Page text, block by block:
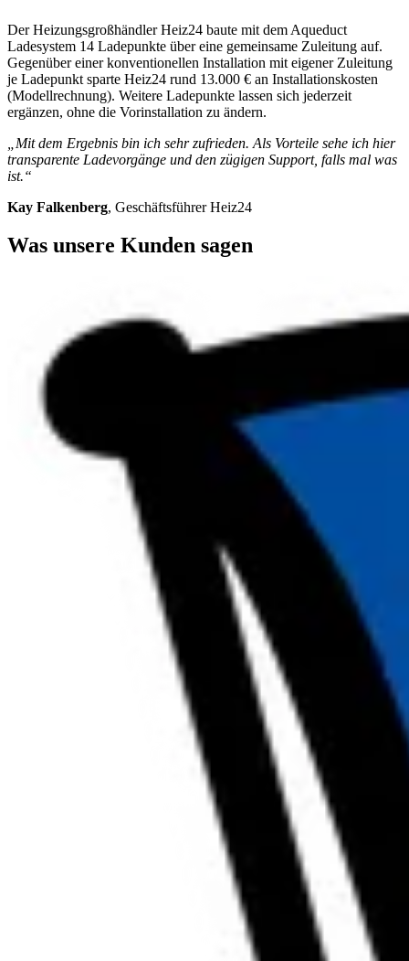
Der Heizungsgroßhändler Heiz24 baute mit dem Aqueduct
Ladesystem 14 Ladepunkte über eine gemeinsame Zuleitung auf.
Gegenüber einer konventionellen Installation mit eigener Zuleitung
je Ladepunkt sparte Heiz24 rund 13.000 € an Installationskosten
(Modellrechnung). Weitere Ladepunkte lassen sich jederzeit
ergänzen, ohne die Vorinstallation zu ändern.
„Mit dem Ergebnis bin ich sehr zufrieden. Als Vorteile sehe ich hier
transparente Ladevorgänge und den zügigen Support, falls mal was
ist.“
Kay Falkenberg, Geschäftsführer Heiz24
Was unsere Kunden sagen